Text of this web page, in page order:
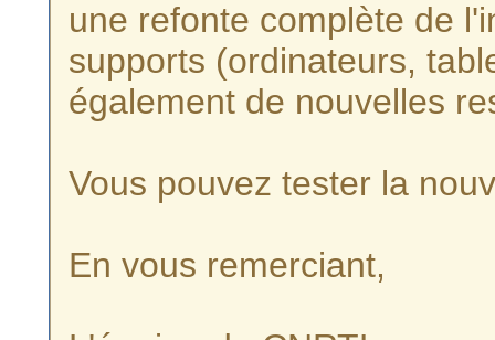
une refonte complète de
supports (ordinateurs,
également de nouvelles
Vous pouvez tester la
En vous remerciant,